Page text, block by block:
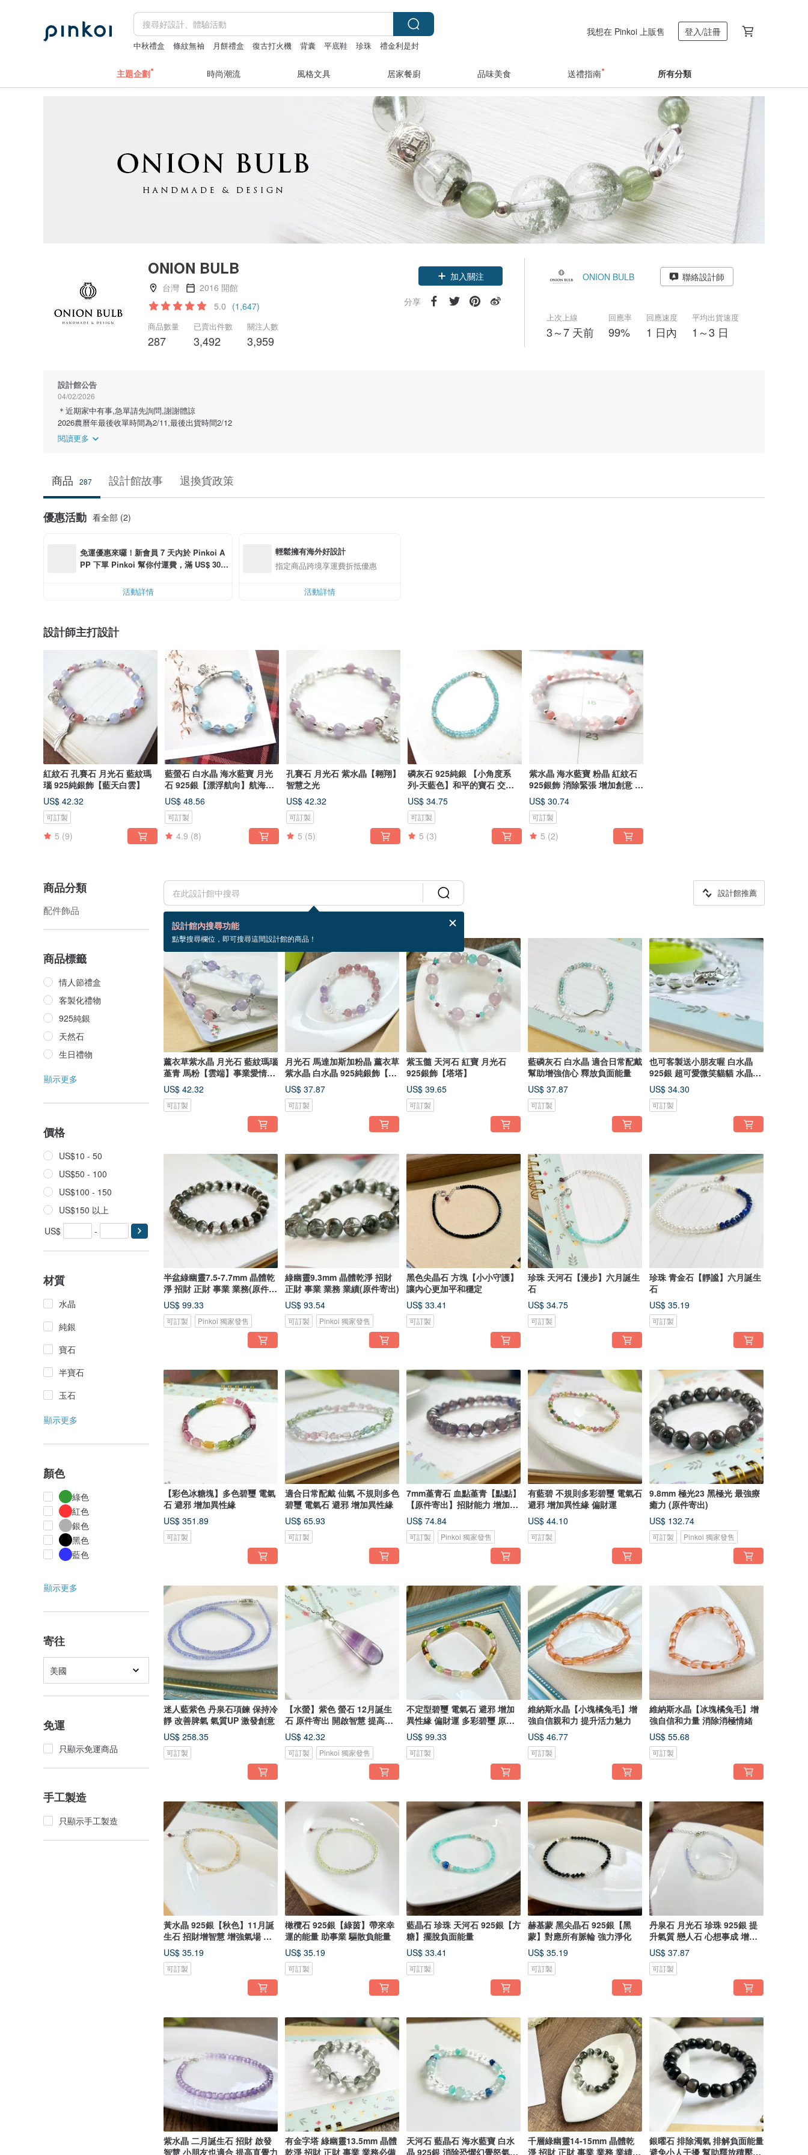
中秋禮盒 條紋無袖 月餅禮盒 復古打火機 背囊 平底鞋 珍珠 禮金利是封
我想在 Pinkoi 上販售 登入/註冊
主題企劃 時尚潮流 風格文具 居家餐廚 品味美食 送禮指南 所有分類
ONION BULB
台灣
2016 開館
5.0 (1,647)
商品數量
287
已賣出件數
3,492
關注人數
3,959
領優惠券
分享
ONION BULB 聯絡設計師
上次上線
3～7 天前
回應率
99%
回應速度
1 日內
平均出貨速度
1～3 日
設計館公告
04/02/2026
＊近期家中有事,急單請先詢問,謝謝體諒
2026農曆年最後收單時間為2/11,最後出貨時間2/12
閱讀更多
商品 287 設計館故事 退換貨政策
優惠活動 看全部 (2)
免運優惠來囉！新會員 7 天內於 Pinkoi A
PP 下單 Pinkoi 幫你付運費，滿 US$ 30.0
活動詳情
輕鬆擁有海外好設計
指定商品跨境享運費折抵優惠
活動詳情
設計師主打設計
紅紋石 孔賽石 月光石 藍紋瑪
瑙 925純銀飾【藍天白雲】
US$ 42.32
可訂製
5 (9)
藍螢石 白水晶 海水藍寶 月光
石 925銀【漂浮航向】航海王
開啟智
US$ 48.56
可訂製
4.9 (8)
孔賽石 月光石 紫水晶【翱翔】
智慧之光
US$ 42.32
可訂製
5 (5)
磷灰石 925純銀 【小角度系
列-天藍色】和平的寶石 交換
禮物
US$ 34.75
可訂製
5 (3)
紫水晶 海水藍寶 粉晶 紅紋石
925銀飾 消除緊張 增加創意 招
桃花
US$ 30.74
可訂製
5 (2)
商品分類
配件飾品
商品標籤
情人節禮盒
客製化禮物
925純銀
天然石
生日禮物
顯示更多
價格
US$10 - 50
US$50 - 100
US$100 - 150
US$150 以上
US$
-
材質
水晶
純銀
寶石
半寶石
玉石
顯示更多
顏色
綠色
紅色
銀色
黑色
藍色
顯示更多
寄往
美國
免運
只顯示免運商品
手工製造
只顯示手工製造
設計館內搜尋功能
點擊搜尋欄位，即可搜尋這間設計館的商品！
設計館推薦
287 個商品
薰衣草紫水晶 月光石 藍紋瑪瑙
堇青 馬粉【雲端】事業愛情都
來
US$ 42.32
可訂製
月光石 馬達加斯加粉晶 薰衣草
紫水晶 白水晶 925純銀飾【環
遊】
US$ 37.87
可訂製
紫玉髓 天河石 紅寶 月光石
925銀飾【塔塔】
US$ 39.65
可訂製
藍磷灰石 白水晶 適合日常配戴
幫助增強信心 釋放負面能量
US$ 37.87
可訂製
也可客製送小朋友喔 白水晶
925銀 超可愛微笑貓貓 水晶之
王
US$ 34.30
可訂製
半盆綠幽靈7.5-7.7mm 晶體乾
淨 招財 正財 事業 業務(原件寄
出)
US$ 99.33
可訂製 Pinkoi 獨家發售
綠幽靈9.3mm 晶體乾淨 招財
正財 事業 業務 業績(原件寄出)
US$ 93.54
可訂製 Pinkoi 獨家發售
黑色尖晶石 方塊【小小守護】
讓內心更加平和穩定
US$ 33.41
可訂製
珍珠 天河石【漫步】六月誕生
石
US$ 34.75
可訂製
珍珠 青金石【靜謐】六月誕生
石
US$ 35.19
可訂製
【彩色冰糖塊】多色碧璽 電氣
石 避邪 增加異性緣
US$ 351.89
可訂製
適合日常配戴 仙氣 不規則多色
碧璽 電氣石 避邪 增加異性緣
US$ 65.93
可訂製
7mm堇青石 血點堇青【點點】
【原件寄出】招財能力 增加人
緣
US$ 74.84
可訂製 Pinkoi 獨家發售
有藍碧 不規則多彩碧璽 電氣石
避邪 增加異性緣 偏財運
US$ 44.10
可訂製
9.8mm 極光23 黑極光 最強療
癒力 (原件寄出)
US$ 132.74
可訂製 Pinkoi 獨家發售
迷人藍紫色 丹泉石項鍊 保持冷
靜 改善脾氣 氣質UP 激發創意
US$ 258.35
可訂製
【水螢】紫色 螢石 12月誕生
石 原件寄出 開啟智慧 提高靈
性
US$ 42.32
可訂製 Pinkoi 獨家發售
不定型碧璽 電氣石 避邪 增加
異性緣 偏財運 多彩碧璽 原件
寄出
US$ 99.33
可訂製
維納斯水晶【小塊橘兔毛】增
強自信親和力 提升活力魅力
US$ 46.77
可訂製
維納斯水晶【冰塊橘兔毛】增
強自信和力量 消除消極情緒
US$ 55.68
可訂製
黃水晶 925銀【秋色】11月誕
生石 招財增智慧 增強氣場 聚
財
US$ 35.19
可訂製
橄欖石 925銀【綠茵】帶來幸
運的能量 助事業 驅散負能量
US$ 35.19
可訂製
藍晶石 珍珠 天河石 925銀【方
糖】擺脫負面能量
US$ 33.41
可訂製
赫基蒙 黑尖晶石 925銀【黑
蒙】對應所有脈輪 強力淨化
US$ 35.19
可訂製
丹泉石 月光石 珍珠 925銀 提
升氣質 戀人石 心想事成 增加
智慧
US$ 37.87
可訂製
紫水晶 二月誕生石 招財 啟發
智慧 小朋友也適合 提高直覺力
有金字塔 綠幽靈13.5mm 晶體
乾淨 招財 正財 事業 業務必備
天河石 藍晶石 海水藍寶 白水
晶 925銀 消除恐懼幻覺怒氣挫
千層綠幽靈14-15mm 晶體乾
淨 招財 正財 事業 業務 業績
銀曜石 排除濁氣 排解負面能量
避免小人干擾 幫助釋放積壓的